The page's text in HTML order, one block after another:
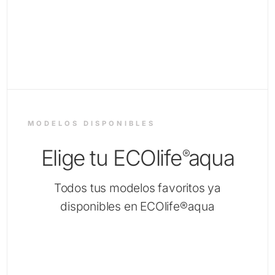
MODELOS DISPONIBLES
Elige tu ECOlife®aqua
Todos tus modelos favoritos ya
disponibles en ECOlife®aqua